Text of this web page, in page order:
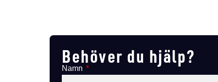
Behöver du hjälp?
Namn